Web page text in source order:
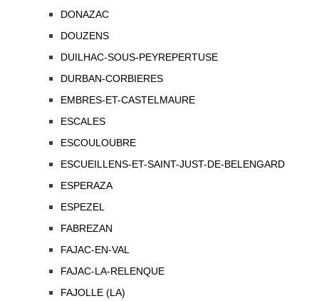
DONAZAC
DOUZENS
DUILHAC-SOUS-PEYREPERTUSE
DURBAN-CORBIERES
EMBRES-ET-CASTELMAURE
ESCALES
ESCOULOUBRE
ESCUEILLENS-ET-SAINT-JUST-DE-BELENGARD
ESPERAZA
ESPEZEL
FABREZAN
FAJAC-EN-VAL
FAJAC-LA-RELENQUE
FAJOLLE (LA)